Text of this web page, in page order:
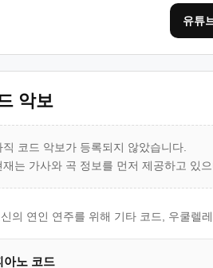
유튜
악보
직 코드 악보가 등록되지 않았습니다.
재는 가사와 곡 정보를 먼저 제공하고 있
의 연인 연주를 위해 기타 코드, 우쿨렐
아노 코드